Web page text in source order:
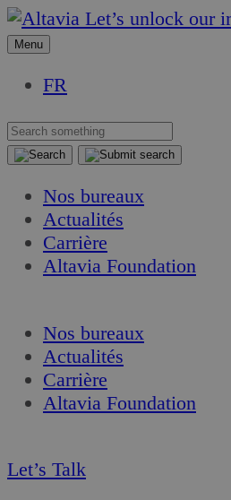
Aller
au
Aller
au
Let’s unlock our
Menu
FR
Nos bureaux
Actualités
Carrière
Altavia Foundation
Nos bureaux
Actualités
Carrière
Altavia Foundation
Let’s Talk